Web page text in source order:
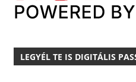
LEGYÉL TE IS DIGITÁLIS